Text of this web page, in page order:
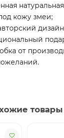
кожу змеи;
дизайн
от
товары